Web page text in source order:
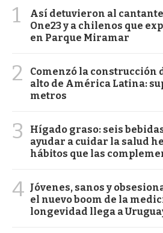
1
Así detuvieron al
One23 y a chilenos que
en Parque Miramar
2
Comenzó la construcción
alto de América Latina:
metros
3
Hígado graso: seis
ayudar a cuidar la salud
hábitos que las
4 Jóvenes, sanos y
el nuevo boom de la
longevidad llega a